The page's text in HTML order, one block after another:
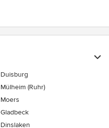
Duisburg
Mülheim (Ruhr)
Moers
Gladbeck
Dinslaken